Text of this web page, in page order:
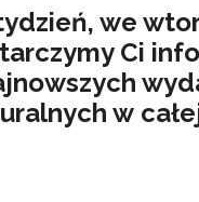
we
Ci
w